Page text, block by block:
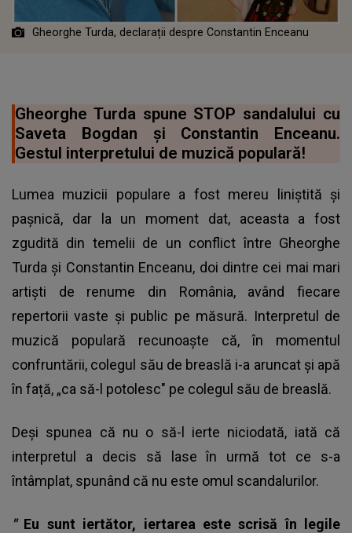
Gheorghe Turda, declarații despre Constantin Enceanu
Gheorghe Turda spune STOP sandalului cu
Saveta Bogdan și Constantin Enceanu.
Gestul interpretului de muzică populară!
Lumea muzicii populare a fost mereu liniștită și
pașnică, dar la un moment dat, aceasta a fost
zgudită din temelii de un conflict între Gheorghe
Turda și Constantin Enceanu, doi dintre cei mai mari
artiști de renume din România, având fiecare
repertorii vaste și public pe măsură. Interpretul de
muzică populară recunoaște că, în momentul
confruntării, colegul său de breaslă i-a aruncat și apă
în față, „ca să-l potolesc" pe colegul său de breaslă.
Deși spunea că nu o să-l ierte niciodată, iată că
interpretul a decis să lase în urmă tot ce s-a
întâmplat, spunând că nu este omul scandalurilor.
" Eu sunt iertător, iertarea este scrisă în legile